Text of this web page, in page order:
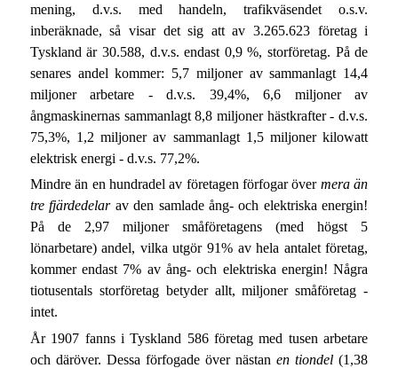
mening, d.v.s. med handeln, trafikväsendet o.s.v.
inberäknade, så visar det sig att av 3.265.623 företag i
Tyskland är 30.588, d.v.s. endast 0,9 %, storföretag. På de
senares andel kommer: 5,7 miljoner av sammanlagt 14,4
miljoner arbetare - d.v.s. 39,4%, 6,6 miljoner av
ångmaskinernas sammanlagt 8,8 miljoner hästkrafter - d.v.s.
75,3%, 1,2 miljoner av sammanlagt 1,5 miljoner kilowatt
elektrisk energi - d.v.s. 77,2%.
Mindre än en hundradel av företagen förfogar över mera än
tre fjärdedelarav den samlade ång- och elektriska energin!
På de 2,97 miljoner småföretagens (med högst 5
lönarbetare) andel, vilka utgör 91% av hela antalet företag,
kommer endast 7% av ång- och elektriska energin! Några
tiotusentals storföretag betyder allt, miljoner småföretag -
intet.
År 1907 fanns i Tyskland 586 företag med tusen arbetare
och däröver. Dessa förfogade över nästanen tiondel (1,38